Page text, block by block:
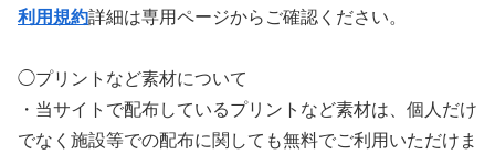
利用規約詳細は専用ページからご確認ください。
◯プリントなど素材について
・当サイトで配布しているプリントなど素材は、個人だけ
でなく施設等での配布に関しても無料でご利用いただけま